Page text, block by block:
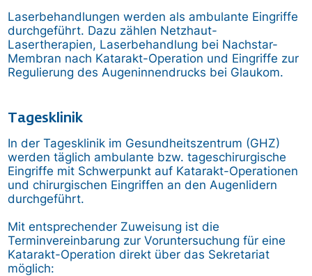
Laserbehandlungen werden als ambulante Eingriffe
durchgeführt. Dazu zählen Netzhaut-
Lasertherapien, Laserbehandlung bei Nachstar-
Membran nach Katarakt-Operation und Eingriffe zur
Regulierung des Augeninnendrucks bei Glaukom.
Tagesklinik
In der Tagesklinik im Gesundheitszentrum (GHZ)
werden täglich ambulante bzw. tageschirurgische
Eingriffe mit Schwerpunkt auf Katarakt-Operationen
und chirurgischen Eingriffen an den Augenlidern
durchgeführt.
Mit entsprechender Zuweisung ist die
Terminvereinbarung zur Voruntersuchung für eine
Katarakt-Operation direkt über das Sekretariat
möglich: